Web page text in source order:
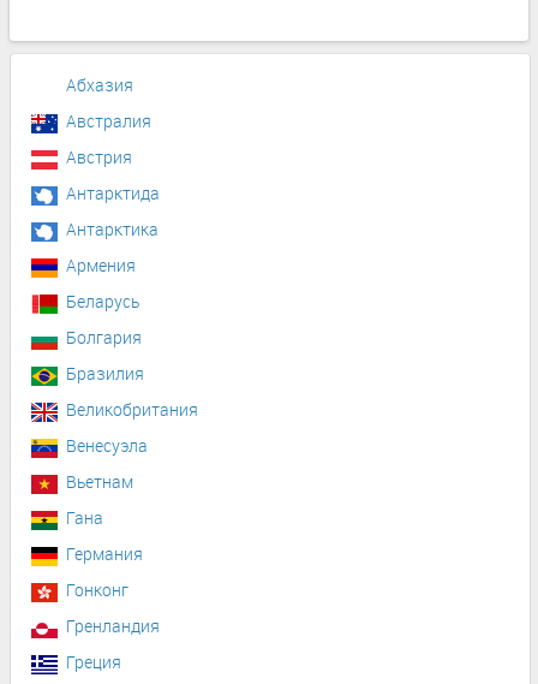
Абхазия
Австралия
Австрия
Антарктида
Антарктика
Армения
Беларусь
Болгария
Бразилия
Великобритания
Венесуэла
Вьетнам
Гана
Германия
Гонконг
Гренландия
Греция